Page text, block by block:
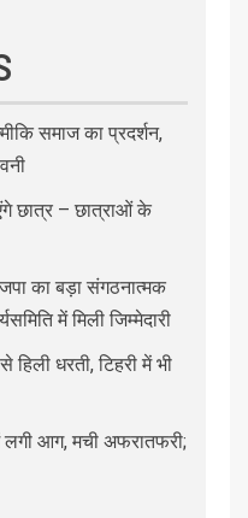
समाज का प्रदर्शन,
छात्र – छात्राओं के
का बड़ा संगठनात्मक
में मिली जिम्मेदारी
धरती, टिहरी में भी
में लगी आग, मची अफरातफरी;